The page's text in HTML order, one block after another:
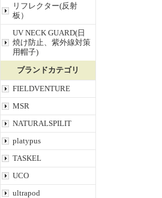
リフレクター(反射
板）
UV NECK GUARD(日
焼け防止、紫外線対策
用帽子)
ブランドカテゴリ
FIELDVENTURE
MSR
NATURALSPILIT
platypus
TASKEL
UCO
ultrapod